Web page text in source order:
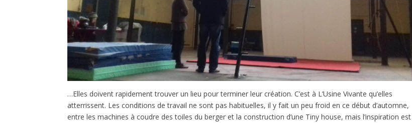
…Elles doivent rapidement trouver un lieu pour terminer leur création. C’est à L’Usine Vivante qu’elles
atterrissent. Les conditions de travail ne sont pas habituelles, il y fait un peu froid en ce début d’automne,
entre les machines à coudre des toiles du berger et la construction d’une Tiny house, mais l’inspiration est